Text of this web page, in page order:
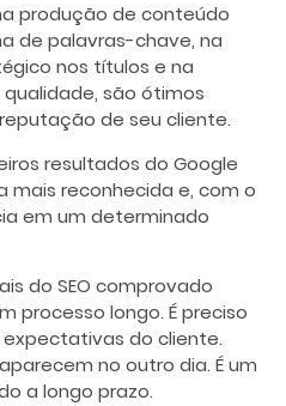
produção de conteúdo
de palavras-chave, na
nos títulos e na
são ótimos
de seu cliente.
resultados do Google
mais reconhecida e, com o
em um determinado
do SEO comprovado
processo longo. É preciso
do cliente.
no outro dia. É um
a longo prazo.